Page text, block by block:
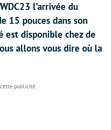
l’arrivée du
15 pouces dans son
est disponible chez de
allons vous dire où la